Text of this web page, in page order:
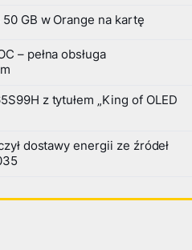
GB w Orange na kartę
– pełna obsługa
z tytułem „King of OLED
dostawy energii ze źródeł